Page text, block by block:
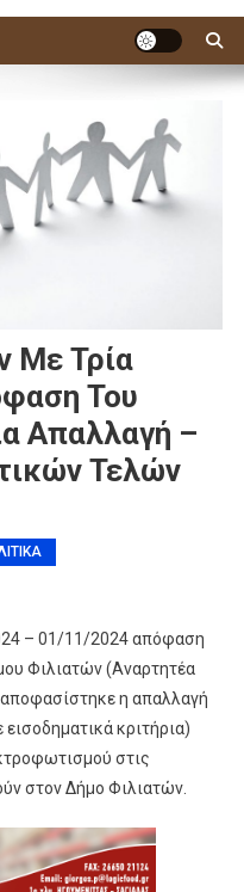
Με Τρία
Του
Απαλλαγή –
Τελών
– 01/11/2024 απόφαση
Φιλιατών (Αναρτητέα
η απαλλαγή
κριτήρια)
στις
στον Δήμο Φιλιατών.